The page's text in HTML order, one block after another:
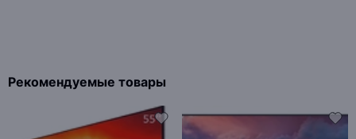
Рекомендуемые товары